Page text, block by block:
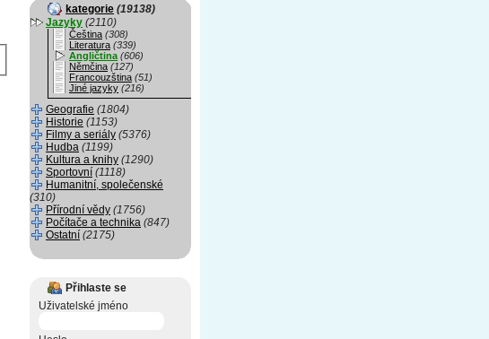
kategorie (19138)
Jazyky (2110)
Čeština (308)
Literatura (339)
Angličtina (606)
Němčina (127)
Francouzština (51)
Jiné jazyky (216)
Geografie (1804)
Historie (1153)
Filmy a seriály (5376)
Hudba (1199)
Kultura a knihy (1290)
Sportovní (1118)
Humanitní, společenské
(310)
Přírodní vědy (1756)
Počítače a technika (847)
Ostatní (2175)
Přihlaste se
Uživatelské jméno